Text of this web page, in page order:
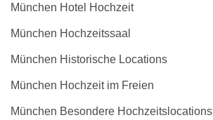
München Hotel Hochzeit
München Hochzeitssaal
München Historische Locations
München Hochzeit im Freien
München Besondere Hochzeitslocations